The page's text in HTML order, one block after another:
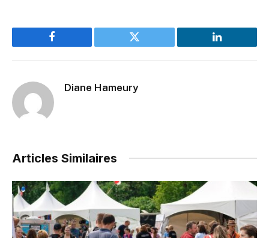
Facebook Twitter LinkedIn
Diane Hameury
Articles Similaires